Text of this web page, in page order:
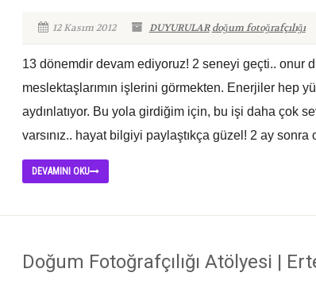
12 Kasım 2012 DUYURULAR doğum fotoğrafçılığı
13 dönemdir devam ediyoruz! 2 seneyi geçti.. onur
meslektaşlarımın işlerini görmekten. Enerjiler hep
aydınlatıyor. Bu yola girdiğim için, bu işi daha çok
varsınız.. hayat bilgiyi paylaştıkça güzel! 2 ay sonra
DEVAMINI OKU
Doğum Fotoğrafçılığı Atölyesi |